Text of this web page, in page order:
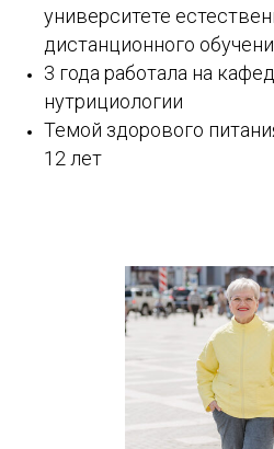
университете
дистанционного
3 года работала на
нутрициологии
Темой здорового
12 лет